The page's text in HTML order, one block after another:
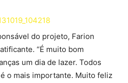
do projeto, Farion
“É muito bom
um dia de lazer. Todos
o mais importante. Muito feliz